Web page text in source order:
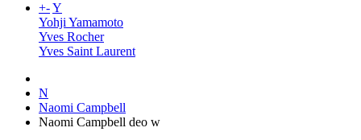
+-Y
Yohji Yamamoto
Yves Rocher
Yves Saint Laurent
N
Naomi Campbell
Naomi Campbell deo w